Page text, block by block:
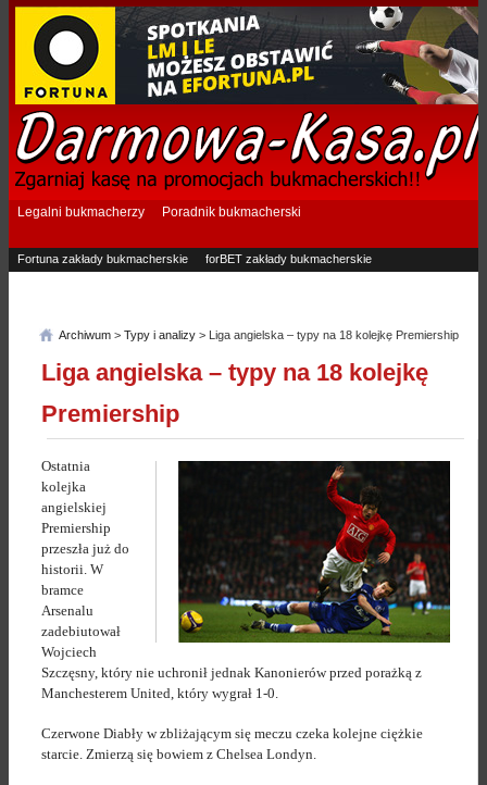
Legalni bukmacherzy Poradnik bukmacherski
Fortuna zakłady bukmacherskie
forBET zakłady bukmacherskie
Archiwum > Typy i analizy > Liga angielska – typy na 18 kolejkę Premiership
Liga angielska – typy na 18 kolejkę
Premiership
Ostatnia
kolejka
angielskiej
Premiership
przeszła już do
historii. W
bramce
Arsenalu
zadebiutował
Wojciech
Szczęsny, który nie uchronił jednak Kanonierów przed porażką z
Manchesterem United, który wygrał 1-0.
Czerwone Diabły w zbliżającym się meczu czeka kolejne ciężkie
starcie. Zmierzą się bowiem z Chelsea Londyn.